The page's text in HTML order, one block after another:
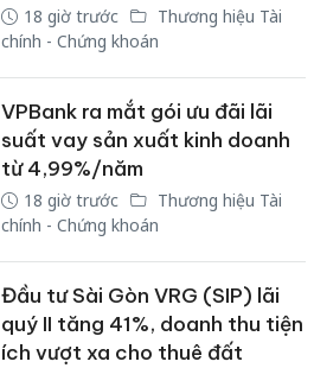
18 giờ trước
Thương hiệu Tài
chính - Chứng khoán
VPBank ra mắt gói ưu đãi lãi
suất vay sản xuất kinh doanh
từ 4,99%/năm
18 giờ trước
Thương hiệu Tài
chính - Chứng khoán
Đầu tư Sài Gòn VRG (SIP) lãi
quý II tăng 41%, doanh thu tiện
ích vượt xa cho thuê đất